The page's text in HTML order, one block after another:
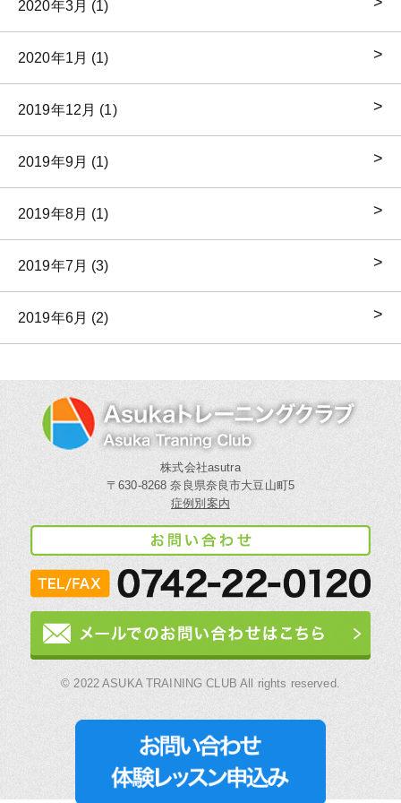
2020年3月 (1)
2020年1月 (1)
2019年12月 (1)
2019年9月 (1)
2019年8月 (1)
2019年7月 (3)
2019年6月 (2)
株式会社asutra
〒630-8268 奈良県奈良市大豆山町5
症例別案内
© 2022 ASUKA TRAINING CLUB All rights reserved.